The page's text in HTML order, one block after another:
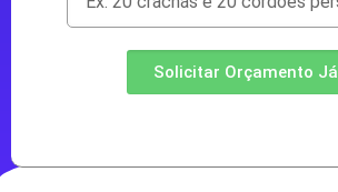
Solicitar Orçamento Já